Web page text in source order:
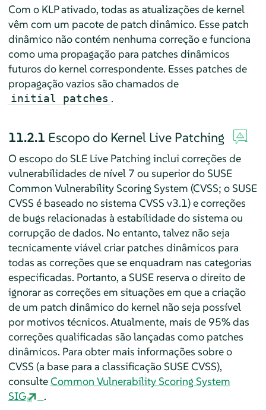
Com o KLP ativado, todas as atualizações de kernel
vêm com um pacote de patch dinâmico. Esse patch
dinâmico não contém nenhuma correção e funciona
como uma propagação para patches dinâmicos
futuros do kernel correspondente. Esses patches de
propagação vazios são chamados de
initial patches .
11.2.1 Escopo do Kernel Live Patching
O escopo do SLE Live Patching inclui correções de
vulnerabilidades de nível 7 ou superior do SUSE
Common Vulnerability Scoring System (CVSS; o SUSE
CVSS é baseado no sistema CVSS v3.1) e correções
de bugs relacionadas à estabilidade do sistema ou
corrupção de dados. No entanto, talvez não seja
tecnicamente viável criar patches dinâmicos para
todas as correções que se enquadram nas categorias
especificadas. Portanto, a SUSE reserva o direito de
ignorar as correções em situações em que a criação
de um patch dinâmico do kernel não seja possível
por motivos técnicos. Atualmente, mais de 95% das
correções qualificadas são lançadas como patches
dinâmicos. Para obter mais informações sobre o
CVSS (a base para a classificação SUSE CVSS),
consulteCommon Vulnerability Scoring System
SIG
.